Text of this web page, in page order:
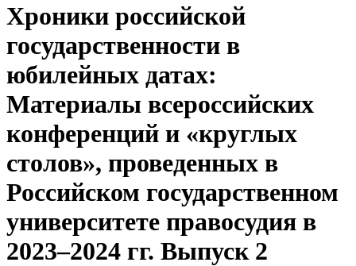
Хроники российской
государственности в
юбилейных датах:
Материалы всероссийских
конференций и «круглых
столов», проведенных в
Российском государственном
университете правосудия в
2023–2024 гг. Выпуск 2